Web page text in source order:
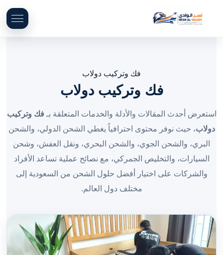
فك وتركيب دولاب
فك وتركيب دولاب
استعرض أحدث المقالات والأدلة والخدمات المتعلقة بـ فك وتركيب
دولاب، حيث نوفر محتوى احترافياً يغطي الشحن الدولي، والشحن
البري، والشحن الجوي، والشحن البحري، ونقل العفش، وشحن
السيارات، والتخليص الجمركي، مع نصائح عملية تساعد الأفراد
والشركات على اختيار أفضل حلول الشحن من السعودية إلى
مختلف دول العالم.